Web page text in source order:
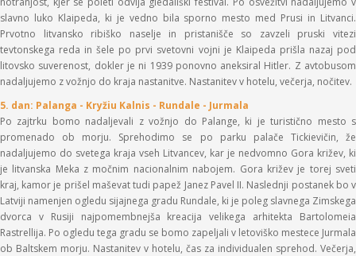
slavno luko Klaipeda, ki je vedno bila sporno mesto med Prusi in Litvanci.
Prvotno litvansko ribiško naselje in pristanišče so zavzeli pruski vitezi
tevtonskega reda in šele po prvi svetovni vojni je Klaipeda prišla nazaj pod
litovsko suverenost, dokler je ni 1939 ponovno aneksiral Hitler. Z avtobusom
nadaljujemo z vožnjo do kraja nastanitve. Nastanitev v hotelu, večerja, nočitev.
5. dan: Palanga - Kryžiu Kalnis - Rundale - Jurmala
Po zajtrku bomo nadaljevali z vožnjo do Palange, ki je turistično mesto s
promenado ob morju. Sprehodimo se po parku palače Tickievičin, že
nadaljujemo do svetega kraja vseh Litvancev, kar je nedvomno Gora križev, ki
je litvanska Meka z močnim nacionalnim nabojem. Gora križev je torej sveti
kraj, kamor je prišel maševat tudi papež Janez Pavel II. Naslednji postanek bo v
Latviji namenjen ogledu sijajnega gradu Rundale, ki je poleg slavnega Zimskega
dvorca v Rusiji najpomembnejša kreacija velikega arhitekta Bartolomeia
Rastrellija. Po ogledu tega gradu se bomo zapeljali v letoviško mestece Jurmala
ob Baltskem morju. Nastanitev v hotelu, čas za individualen sprehod. Večerja,